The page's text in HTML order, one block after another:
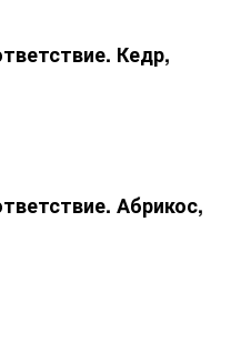
Кедр,
Абрикос,